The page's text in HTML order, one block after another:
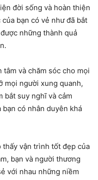
đời sống và hoàn thiện
bạn có vẻ như đã bắt
những thành quả
tâm và chăm sóc cho mọi
mọi người xung quanh,
bắt suy nghĩ và cảm
bạn có nhân duyên khá
thấy vận trình tốt đẹp của
bạn và người thương
với nhau những niềm